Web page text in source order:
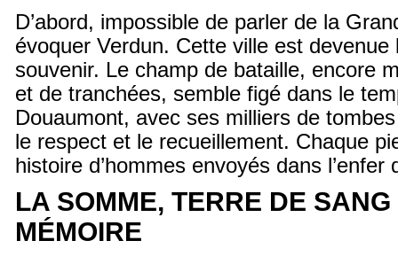
D’abord, impossible de parler de la
évoquer Verdun. Cette ville est
souvenir. Le champ de bataille, encore
et de tranchées, semble figé dans le
Douaumont, avec ses milliers de
le respect et le recueillement. Chaque
histoire d’hommes envoyés dans l’enfer
LA SOMME, TERRE DE SANG
MÉMOIRE